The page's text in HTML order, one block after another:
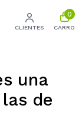
CLIENTES
0
CARRO
una
de